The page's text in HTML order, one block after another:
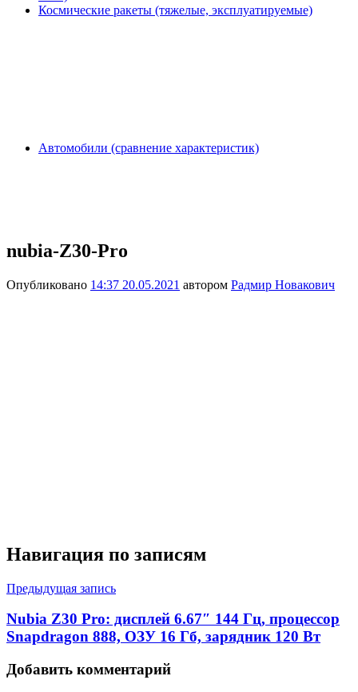
Космические ракеты (тяжелые, эксплуатируемые)
Автомобили (сравнение характеристик)
nubia-Z30-Pro
Опубликовано 14:37 20.05.2021 автором Радмир Новакович
Навигация по записям
Предыдущая запись
Nubia Z30 Pro: дисплей 6.67″ 144 Гц, процессор
Snapdragon 888, ОЗУ 16 Гб, зарядник 120 Вт
Добавить комментарий